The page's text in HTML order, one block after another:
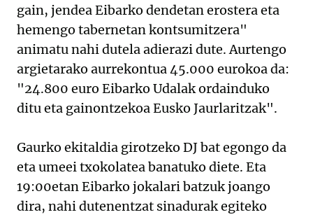
gain, jendea Eibarko dendetan erostera eta
hemengo tabernetan kontsumitzera"
animatu nahi dutela adierazi dute. Aurtengo
argietarako aurrekontua 45.000 eurokoa da:
"24.800 euro Eibarko Udalak ordainduko
ditu eta gainontzekoa Eusko Jaurlaritzak".
Gaurko ekitaldia girotzeko DJ bat egongo da
eta umeei txokolatea banatuko diete. Eta
19:00etan Eibarko jokalari batzuk joango
dira, nahi dutenentzat sinadurak egiteko